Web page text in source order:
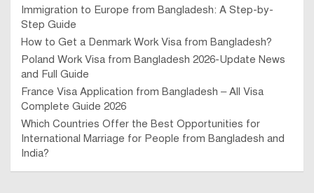
Immigration to Europe from Bangladesh: A Step-by-
Step Guide
How to Get a Denmark Work Visa from Bangladesh?
Poland Work Visa from Bangladesh 2026-Update News
and Full Guide
France Visa Application from Bangladesh – All Visa
Complete Guide 2026
Which Countries Offer the Best Opportunities for
International Marriage for People from Bangladesh and
India?